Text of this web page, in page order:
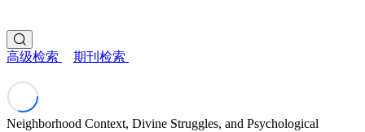
高级检索 期刊检索
Neighborhood Context, Divine Struggles, and Psychological